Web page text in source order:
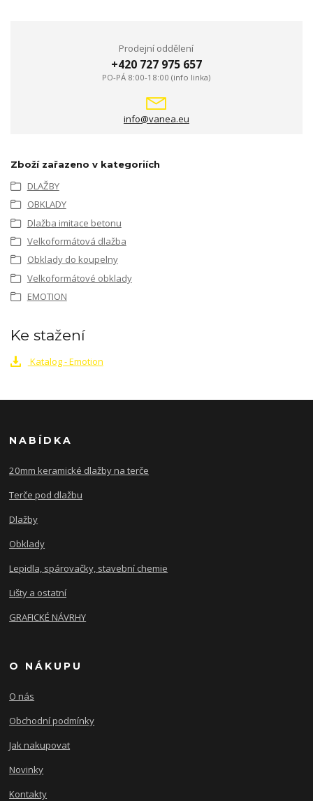
Prodejní oddělení
+420 727 975 657
PO-PÁ 8:00-18:00 (info linka)
info@vanea.eu
Zboží zařazeno v kategoriích
DLAŽBY
OBKLADY
Dlažba imitace betonu
Velkoformátová dlažba
Obklady do koupelny
Velkoformátové obklady
EMOTION
Ke stažení
Katalog - Emotion
NABÍDKA
20mm keramické dlažby na terče
Terče pod dlažbu
Dlažby
Obklady
Lepidla, spárovačky, stavební chemie
Lišty a ostatní
GRAFICKÉ NÁVRHY
O NÁKUPU
O nás
Obchodní podmínky
Jak nakupovat
Novinky
Kontakty